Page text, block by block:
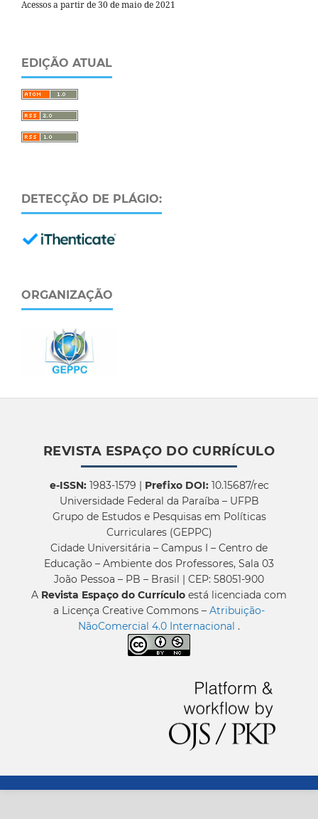
Acessos a partir de 30 de maio de 2021
EDIÇÃO ATUAL
DETECÇÃO DE PLÁGIO:
ORGANIZAÇÃO
REVISTA ESPAÇO DO CURRÍCULO
e-ISSN:1983-1579 | Prefixo DOI:10.15687/rec
Universidade Federal da Paraíba – UFPB
Grupo de Estudos e Pesquisas em Políticas
Curriculares (GEPPC)
Cidade Universitária – Campus I – Centro de
Educação – Ambiente dos Professores, Sala 03
João Pessoa – PB – Brasil | CEP: 58051-900
A Revista Espaço do Currículo está licenciada com
a Licença Creative Commons – Atribuição-
NãoComercial 4.0 Internacional .